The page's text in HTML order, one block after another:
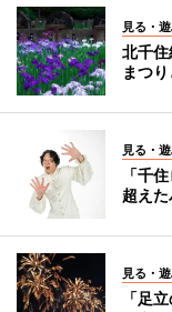
見る・
北千
まつ
見る・
「千
超え
見る・
「足